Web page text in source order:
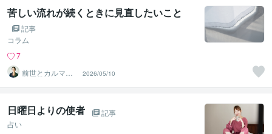
苦しい流れが続くときに見直したいこと
記事
コラム
7
前世とカルマの
翻訳者 Haku
2026/05/10
日曜日よりの使者
記事
占い